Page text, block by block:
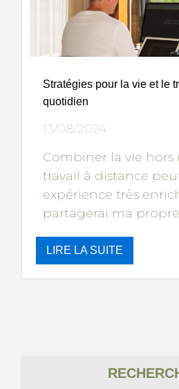
Stratégies pour la vie et le
quotidien
13/08/2024
Combiner la vie hors
travail à distance
expérience très
partagerai ma
LIRE LA SUITE